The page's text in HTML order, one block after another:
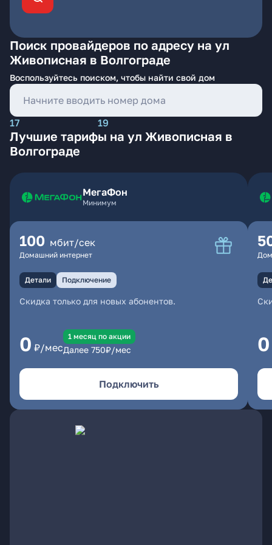
Поиск провайдеров по адресу на ул
Живописная в Волгограде
Воспользуйтесь поиском, чтобы найти свой дом
17 19
Лучшие тарифы на ул Живописная в
Волгограде
МегаФон
Минимум
100 мбит/сек
Домашний интернет
Детали Подключение
Скидка только для новых абонентов.
0 ₽/мес
1 месяц по акции
Далее 750₽/мес
Подключить
0